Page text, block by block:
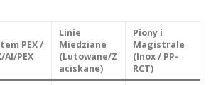
PEX /
Al/PEX
Linie
Miedziane
(Lutowane/Z
aciskane)
Piony i
Magistrale
(Inox / PP-
RCT)